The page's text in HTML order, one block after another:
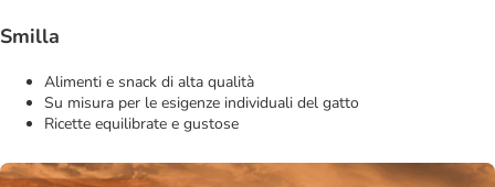
Smilla
Alimenti e snack di alta qualità
Su misura per le esigenze individuali del gatto
Ricette equilibrate e gustose